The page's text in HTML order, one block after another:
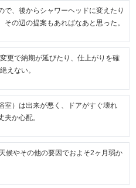
で、後からシャワーヘッドに変えたり
その辺の提案もあればなあと思った。
更で納期が延びたり、仕上がりを確
えない。
室）は出来が悪く、ドアがすぐ壊れ
夫か心配。
候やその他の要因でおよそ2ヶ月弱か